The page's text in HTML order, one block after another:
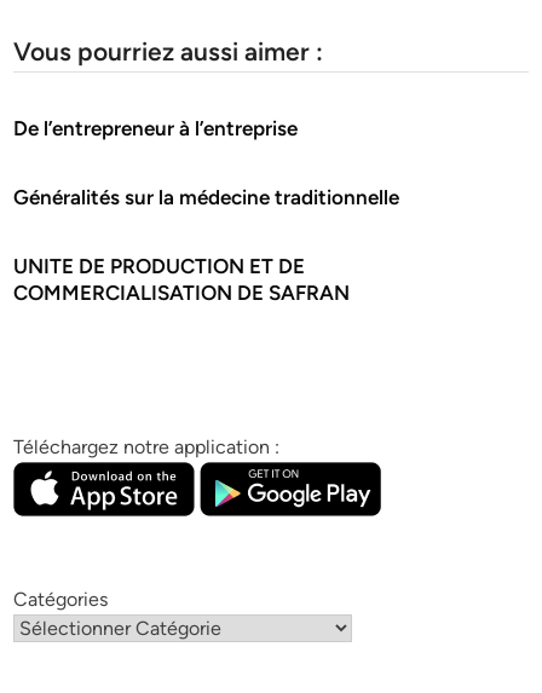
Vous pourriez aussi aimer :
De l’entrepreneur à l’entreprise
Généralités sur la médecine traditionnelle
UNITE DE PRODUCTION ET DE
COMMERCIALISATION DE SAFRAN
Téléchargez notre application :
Catégories